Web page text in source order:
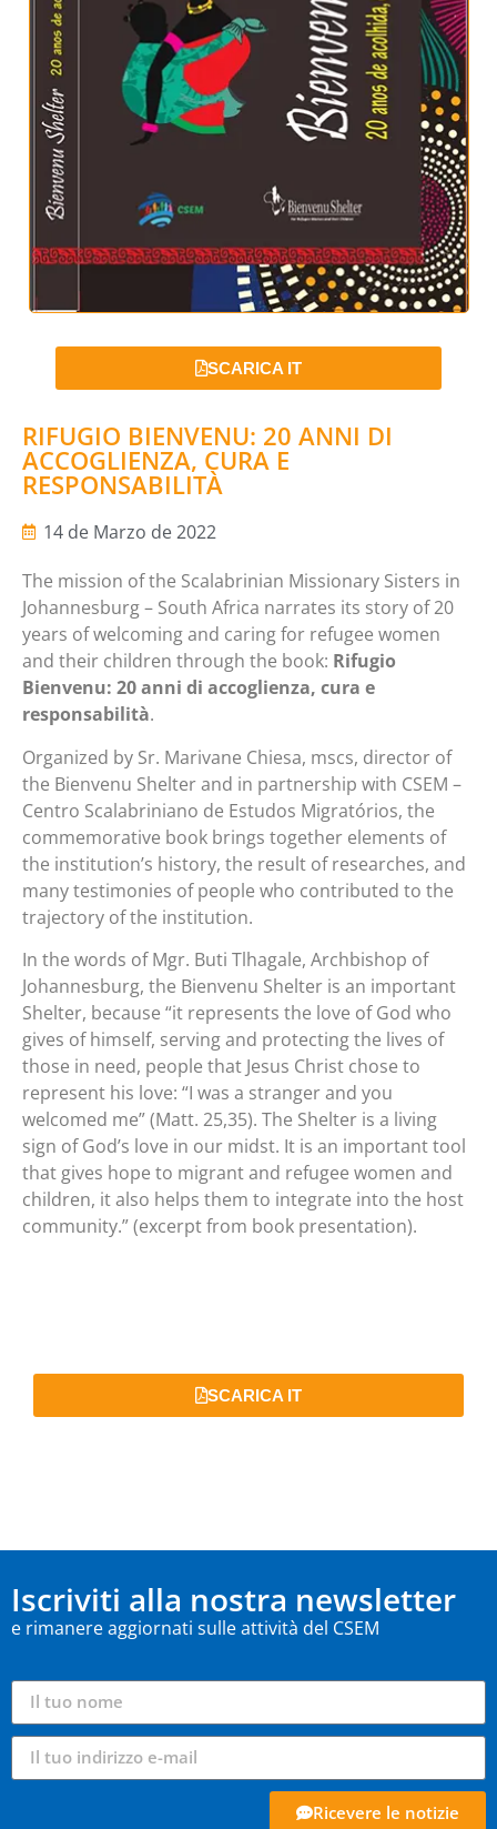
SCARICA IT
RIFUGIO BIENVENU: 20 ANNI DI
ACCOGLIENZA, CURA E
RESPONSABILITÀ
14 de Marzo de 2022
The mission of the Scalabrinian Missionary Sisters in
Johannesburg – South Africa narrates its story of 20
years of welcoming and caring for refugee women
and their children through the book: Rifugio
Bienvenu: 20 anni di accoglienza, cura e
responsabilità.
Organized by Sr. Marivane Chiesa, mscs, director of
the Bienvenu Shelter and in partnership with CSEM –
Centro Scalabriniano de Estudos Migratórios, the
commemorative book brings together elements of
the institution’s history, the result of researches, and
many testimonies of people who contributed to the
trajectory of the institution.
In the words of Mgr. Buti Tlhagale, Archbishop of
Johannesburg, the Bienvenu Shelter is an important
Shelter, because “it represents the love of God who
gives of himself, serving and protecting the lives of
those in need, people that Jesus Christ chose to
represent his love: “I was a stranger and you
welcomed me” (Matt. 25,35). The Shelter is a living
sign of God’s love in our midst. It is an important tool
that gives hope to migrant and refugee women and
children, it also helps them to integrate into the host
community.” (excerpt from book presentation).
SCARICA IT
Iscriviti alla nostra newsletter
e rimanere aggiornati sulle attività del CSEM
Ricevere le notizie